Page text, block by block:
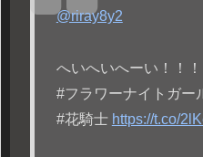
@riray8y2
へいへいへーい！！！
#フラワーナイトガー
#花騎士 https://t.co/